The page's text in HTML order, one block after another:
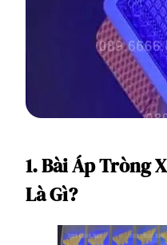
1. Bài Áp Tròng
Là Gì?